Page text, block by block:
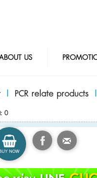
US
| PCR relate products
0